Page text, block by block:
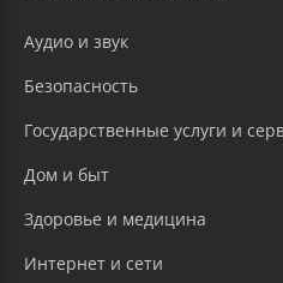
Аудио и звук
Безопасность
Государственные услуги и
Дом и быт
Здоровье и медицина
Интернет и сети